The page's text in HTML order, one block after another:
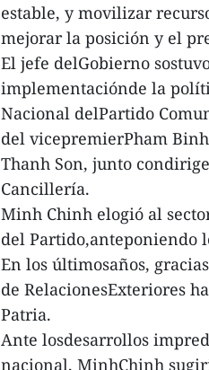
estable, y movilizar
mejorar la posición y el
El jefe delGobierno
implementaciónde la
Nacional delPartido
del vicepremierPham
Thanh Son, junto
Cancillería.
Minh Chinh elogió al
del Partido,anteponiendo
En los últimosaños,
de RelacionesExteriores
Patria.
Ante losdesarrollos
nacional, MinhChinh